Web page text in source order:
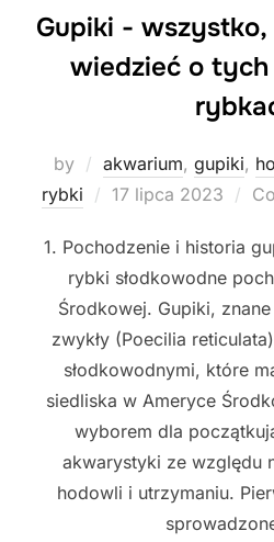
Gupiki -
wiedzieć o
by akwarium, gupiki,
rybki
Posted
17 lipca 2023
1. Pochodzenie i historia
rybki słodkowodne
Środkowej. Gupiki,
zwykły (Poecilia
słodkowodnymi, które
siedliska w Ameryce
wyborem dla
akwarystyki ze względu
hodowli i utrzymaniu.